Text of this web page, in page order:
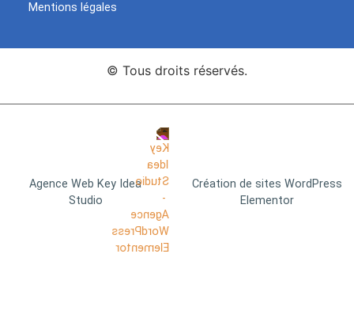
Mentions légales
© Tous droits réservés.
Agence Web Key Idea
Studio
Création de sites WordPress
Elementor